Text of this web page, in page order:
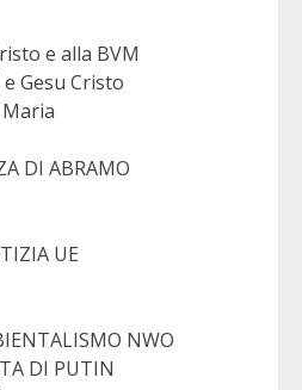
e alla BVM
Gesu Cristo
DI ABRAMO
UE
NWO
DI PUTIN